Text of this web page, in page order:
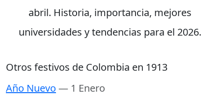
abril. Historia, importancia, mejores
universidades y tendencias para el 2026.
Otros festivos de Colombia en 1913
Año Nuevo — 1 Enero